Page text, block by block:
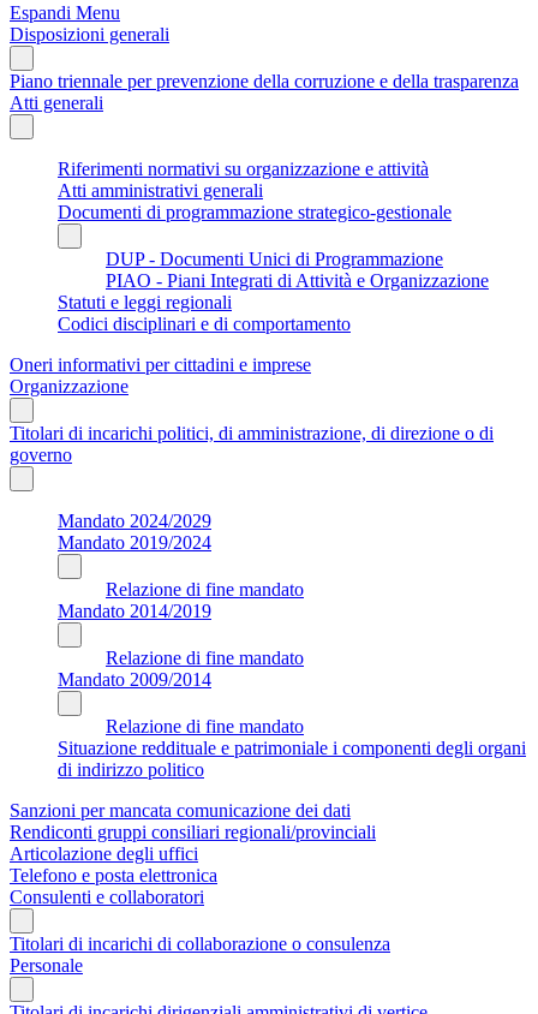
Espandi Menu
Disposizioni generali
Piano triennale per prevenzione della corruzione e della trasparenza
Atti generali
Riferimenti normativi su organizzazione e attività
Atti amministrativi generali
Documenti di programmazione strategico-gestionale
DUP - Documenti Unici di Programmazione
PIAO - Piani Integrati di Attività e Organizzazione
Statuti e leggi regionali
Codici disciplinari e di comportamento
Oneri informativi per cittadini e imprese
Organizzazione
Titolari di incarichi politici, di amministrazione, di direzione o di
governo
Mandato 2024/2029
Mandato 2019/2024
Relazione di fine mandato
Mandato 2014/2019
Relazione di fine mandato
Mandato 2009/2014
Relazione di fine mandato
Situazione reddituale e patrimoniale i componenti degli organi
di indirizzo politico
Sanzioni per mancata comunicazione dei dati
Rendiconti gruppi consiliari regionali/provinciali
Articolazione degli uffici
Telefono e posta elettronica
Consulenti e collaboratori
Titolari di incarichi di collaborazione o consulenza
Personale